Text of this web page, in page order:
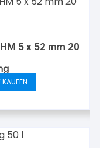
5 x 52 mm 20